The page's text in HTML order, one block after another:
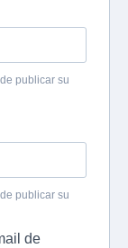
publicar su
publicar su
de